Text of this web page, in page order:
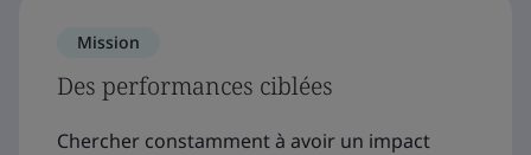
Mission
Des performances ciblées
Chercher constamment à avoir un impact